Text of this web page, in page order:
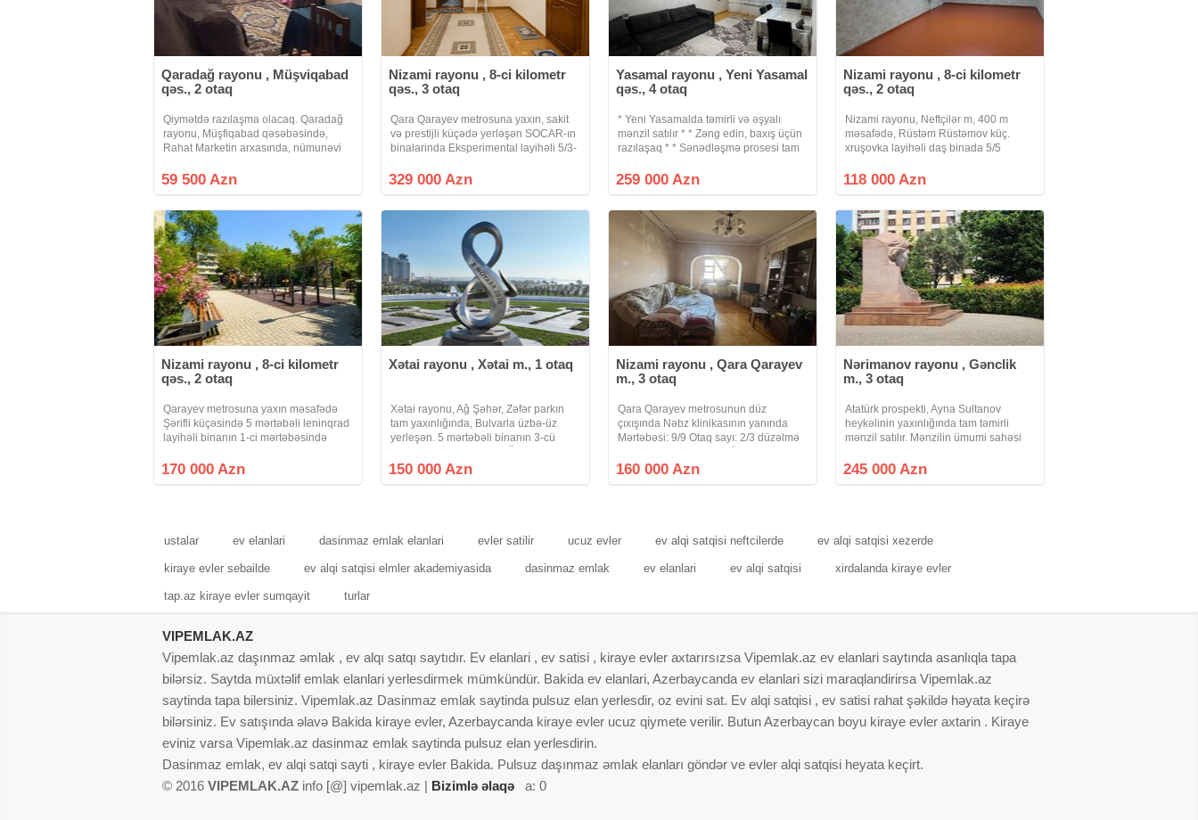
Qaradağ rayonu , Müşviqabad
qəs., 2 otaq
Qiymətdə razılaşma olacaq. Qaradağ
rayonu, Müşfiqabad qəsəbəsində,
Rahat Marketin arxasında, nümunəvi
9 mərtəbəli binanın 9-cu mərtəbəsində
59 500 Azn
Nizami rayonu , 8-ci kilometr
qəs., 3 otaq
Qara Qarayev metrosuna yaxın, sakit
və prestijli küçədə yerləşən SOCAR-ın
binalarinda Eksperimental layihəli 5/3-
sahəyə malik mənzil satılır. Bina çox
329 000 Azn
Yasamal rayonu , Yeni Yasamal
qəs., 4 otaq
* Yeni Yasamalda təmirli və əşyalı
mənzil satılır * * Zəng edin, baxış üçün
razılaşaq * * Sənədləşmə prosesi tam
Binanın tipi : köhnə tikili * Otaq Sayı : 4
259 000 Azn
Nizami rayonu , 8-ci kilometr
qəs., 2 otaq
Nizami rayonu, Neftçilər m, 400 m
məsafədə, Rüstəm Rüstəmov küç.
xruşovka layihəli daş binada 5/5
otaqlıdan artırma ilə 2 otaqlıya
118 000 Azn
Nizami rayonu , 8-ci kilometr
qəs., 2 otaq
Qarayev metrosuna yaxın məsafədə
Şərifli küçəsində 5 mərtəbəli leninqrad
layihəli binanın 1-ci mərtəbəsində
bütün əşyaları ilə birlikdə təcili satılır.
170 000 Azn
Xətai rayonu , Xətai m., 1 otaq
Xətai rayonu, Ağ Şəhər, Zəfər parkın
tam yaxınlığında, Bulvarla üzbə-üz
yerleşən. 5 mərtəbəli binanın 3-cü
31 kv/m, orta blok 1 otaqlı mənzil
150 000 Azn
Nizami rayonu , Qara Qarayev
m., 3 otaq
Qara Qarayev metrosunun düz
çıxışında Nəbz klinikasının yanında
Mərtəbəsi: 9/9 Otaq sayı: 2/3 düzəlmə
Mənzildə qaz, su, işıq daimi, istilik
160 000 Azn
Nərimanov rayonu , Gənclik
m., 3 otaq
Atatürk prospekti, Ayna Sultanov
heykəlinin yaxınlığında tam təmirli
mənzil satılır. Mənzilin ümumi sahəsi
Mənzil 9 mərtəbəli binanın 8 ci
245 000 Azn
ustalar ev elanlari dasinmaz emlak elanlari evler satilir ucuz evler ev alqi satqisi neftcilerde ev alqi satqisi xezerde
kiraye evler sebailde ev alqi satqisi elmler akademiyasida dasinmaz emlak ev elanlari ev alqi satqisi xirdalanda kiraye evler
tap.az kiraye evler sumqayit turlar
VIPEMLAK.AZ
Vipemlak.az daşınmaz əmlak , ev alqı satqı saytıdır. Ev elanlari , ev satisi , kiraye evler axtarırsızsa Vipemlak.az ev elanlari saytında asanlıqla tapa
bilərsiz. Saytda müxtəlif emlak elanlari yerlesdirmek mümkündür. Bakida ev elanlari, Azerbaycanda ev elanlari sizi maraqlandirirsa Vipemlak.az
saytinda tapa bilersiniz. Vipemlak.az Dasinmaz emlak saytinda pulsuz elan yerlesdir, oz evini sat. Ev alqi satqisi , ev satisi rahat şəkildə həyata keçirə
bilərsiniz. Ev satışında əlavə Bakida kiraye evler, Azerbaycanda kiraye evler ucuz qiymete verilir. Butun Azerbaycan boyu kiraye evler axtarin . Kiraye
eviniz varsa Vipemlak.az dasinmaz emlak saytinda pulsuz elan yerlesdirin.
Dasinmaz emlak, ev alqi satqi sayti , kiraye evler Bakida. Pulsuz daşınmaz əmlak elanları göndər ve evler alqi satqisi heyata keçirt.
© 2016 VIPEMLAK.AZ info [@] vipemlak.az | Bizimlə əlaqə a: 0